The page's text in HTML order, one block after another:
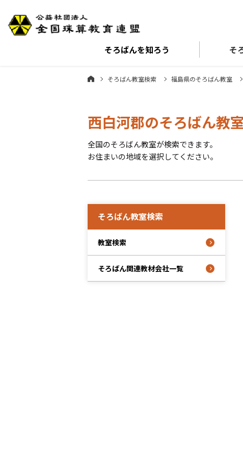
そろばんを知ろう そ
そろばん教室検索 福島県のそろばん教室
西白河郡のそろばん教
全国のそろばん教室が検索できます。
お住まいの地域を選択してください。
そろばん教室検索
教室検索
そろばん関連教材会社一覧